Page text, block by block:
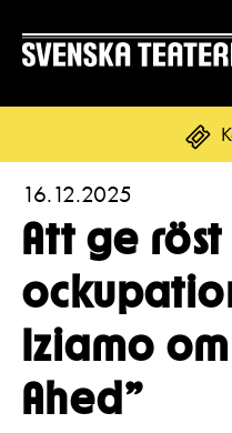
Suomi
REPERTOAR &
Repertoar
Kalender
Kundtjänst
DITT BESÖK
Mat & dryck
GRUPPER & FÖRETAG
Att ge
Iziamo
Ahed”
16.12.2025